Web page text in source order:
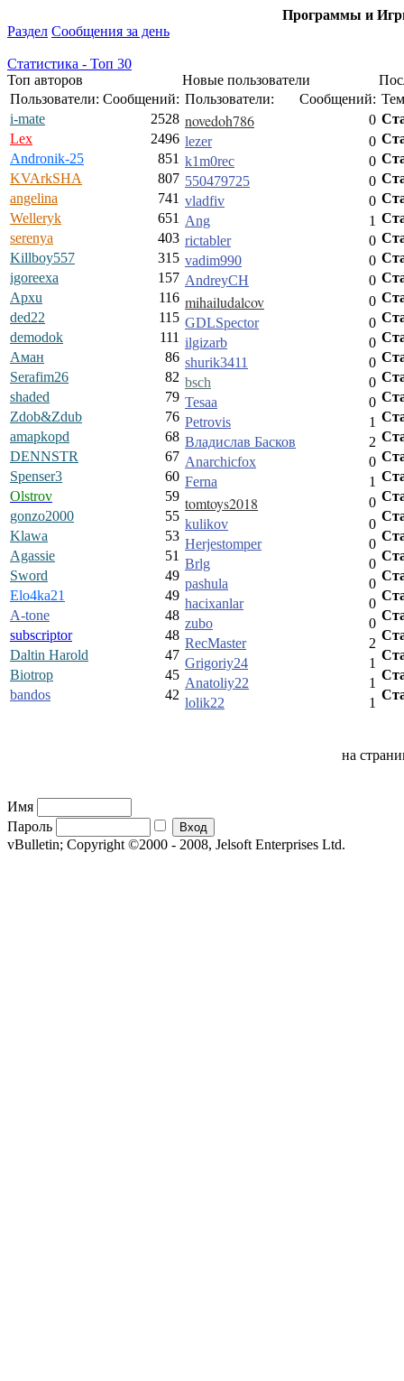
Программы и
Раздел Сообщения за день
Статистика - Топ 30
Топ авторов
Новые пользователи
Пользователи: Сообщений:
i-mate
2528
Lex
2496
Andronik-25
851
KVArkSHA
807
angelina
741
Welleryk
651
serenya
403
Killboy557
315
igoreexa
157
Apxu
116
ded22
115
demodok
111
Аман
86
Serafim26
82
shaded
79
Zdob&Zdub
76
amapkopd
68
DENNSTR
67
Spenser3
60
Olstrov
59
gonzo2000
55
Klawa
53
Agassie
51
Sword
49
Elo4ka21
49
A-tone
48
subscriptor
48
Daltin Harold
47
Biotrop
45
bandos
42
Пользователи: Сообщений:
novedoh786
0
lezer
0
k1m0rec
0
550479725
0
vladfiv
0
Ang
1
rictabler
0
vadim990
0
AndreyCH
0
mihailudalcov
0
GDLSpector
0
ilgizarb
0
shurik3411
0
bsch
0
Tesaa
0
Petrovis
1
Владислав Басков
2
Anarchicfox
0
Ferna
1
tomtoys2018
0
kulikov
0
Herjestomper
0
Brlg
0
pashula
0
hacixanlar
0
zubo
0
RecMaster
2
Grigoriy24
1
Anatoliy22
1
lolik22
1
на
Имя
Пароль
vBulletin; Copyright ©2000 - 2008, Jelsoft Enterprises Ltd.